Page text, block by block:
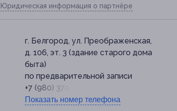
Юридическая информация о партнёре
г. Белгород, ул. Преображенская,
д. 106, эт. 3 (здание старого дома
быта)
по предварительной записи
+7 (980) 370-20-20
Показать номер телефона